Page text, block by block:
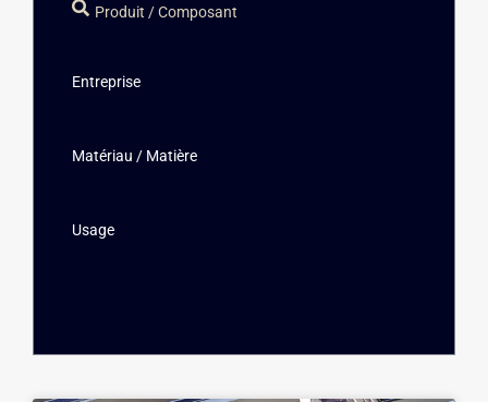
Produit / Composant
Entreprise
Matériau / Matière
Usage